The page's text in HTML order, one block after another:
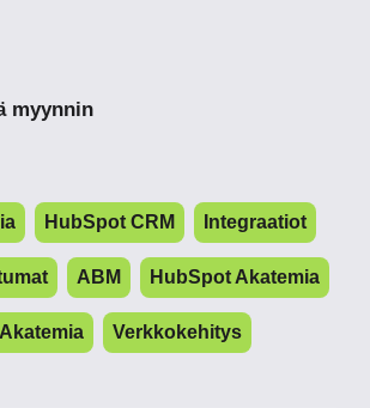
myynnin
HubSpot CRM Integraatiot
ABM HubSpot Akatemia
Verkkokehitys